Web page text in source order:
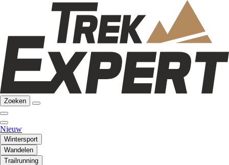
Zoeken
Nieuw
Wintersport
Wandelen
Trailrunning